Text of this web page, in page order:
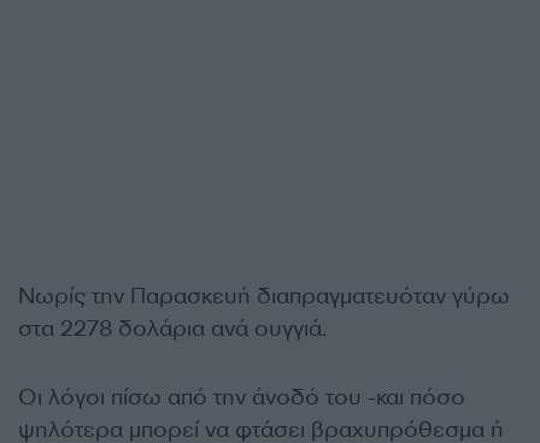
Νωρίς την Παρασκευή διαπραγματευόταν γύρω
στα 2278 δολάρια ανά ουγγιά.
Οι λόγοι πίσω από την άνοδό του -και πόσο
ψηλότερα μπορεί να φτάσει βραχυπρόθεσμα ή